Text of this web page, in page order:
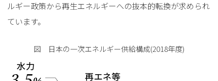
ルギー政策から再生エネルギーへの抜本的転換が求められ
ています。
図 日本の一次エネルギー供給構成(2018年度)